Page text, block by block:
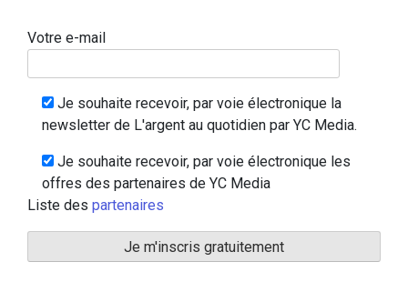
Votre e-mail
Je souhaite recevoir, par voie électronique la
newsletter de L'argent au quotidien par YC Media.
Je souhaite recevoir, par voie électronique les
offres des partenaires de YC Media
Liste des partenaires